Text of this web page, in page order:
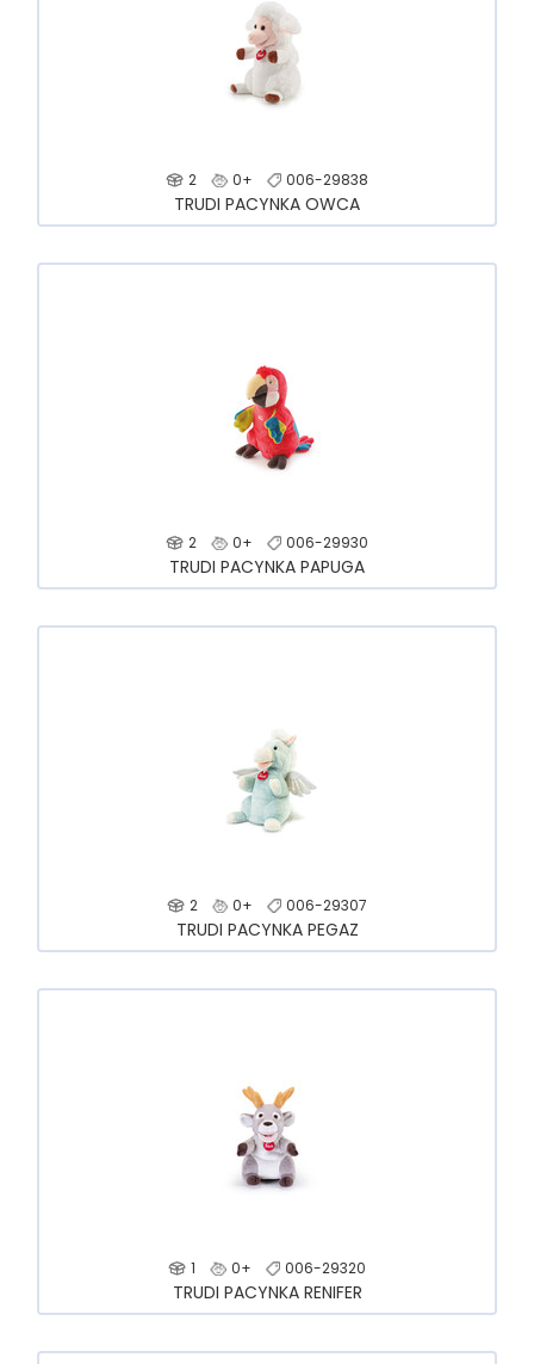
2 0+ 006-29838
TRUDI PACYNKA OWCA
2 0+ 006-29930
TRUDI PACYNKA PAPUGA
2 0+ 006-29307
TRUDI PACYNKA PEGAZ
1 0+ 006-29320
TRUDI PACYNKA RENIFER